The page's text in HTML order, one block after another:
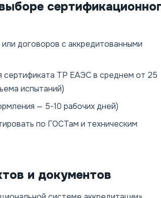
договоров с аккредитованными
сертификата ТР ЕАЭС в среднем от 25
испытаний)
— 5-10 рабочих дней)
по ГОСТам и техническим
и документов